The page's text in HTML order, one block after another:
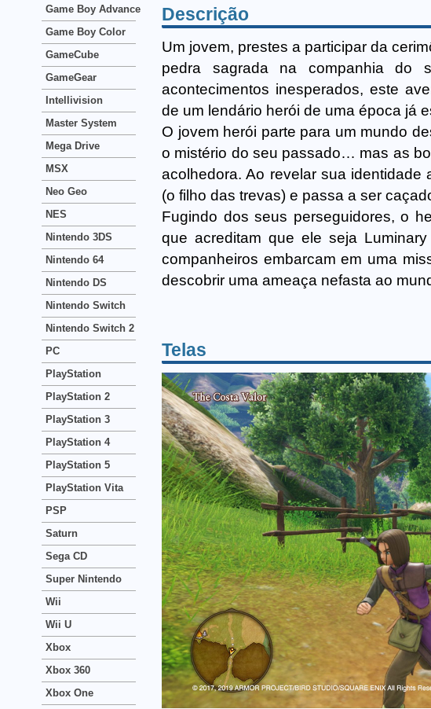
Descrição
Um jovem, prestes a participar da
pedra sagrada na companhia do
acontecimentos inesperados, este
de um lendário herói de uma época já
O jovem herói parte para um mundo
o mistério do seu passado… mas as
acolhedora. Ao revelar sua
(o filho das trevas) e passa a ser
Fugindo dos seus perseguidores, o
que acreditam que ele seja
companheiros embarcam em uma
descobrir uma ameaça nefasta ao
Telas
Game Boy Advance
Game Boy Color
GameCube
GameGear
Intellivision
Master System
Mega Drive
MSX
Neo Geo
NES
Nintendo 3DS
Nintendo 64
Nintendo DS
Nintendo Switch
Nintendo Switch 2
PC
PlayStation
PlayStation 2
PlayStation 3
PlayStation 4
PlayStation 5
PlayStation Vita
PSP
Saturn
Sega CD
Super Nintendo
Wii
Wii U
Xbox
Xbox 360
Xbox One